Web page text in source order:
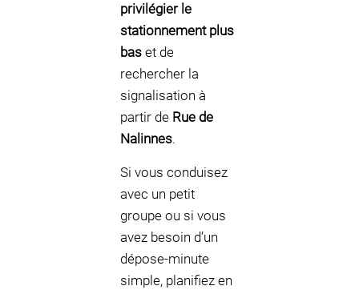
privilégier le
stationnement plus
bas et de
rechercher la
signalisation à
partir de Rue de
Nalinnes.
Si vous conduisez
avec un petit
groupe ou si vous
avez besoin d’un
dépose-minute
simple, planifiez en